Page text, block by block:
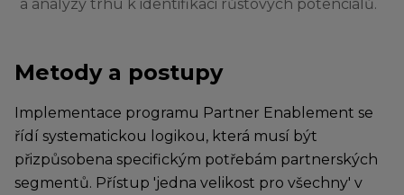
a analýzy trhu k identifikaci růstových potenciálů.
Metody a postupy
Implementace programu Partner Enablement se
řídí systematickou logikou, která musí být
přizpůsobena specifickým potřebám partnerských
segmentů. Přístup 'jedna velikost pro všechny' v